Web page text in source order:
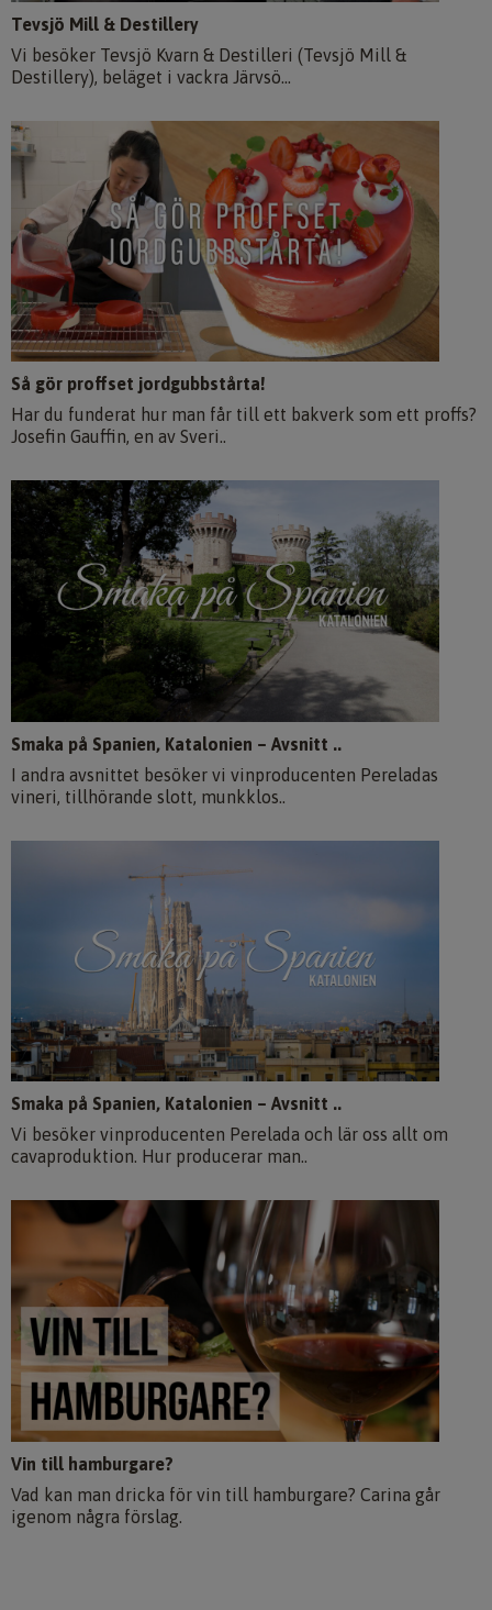
Tevsjö Mill & Destillery
Vi besöker Tevsjö Kvarn & Destilleri (Tevsjö Mill &
Destillery), beläget i vackra Järvsö...
Så gör proffset jordgubbstårta!
Har du funderat hur man får till ett bakverk som ett proffs?
Josefin Gauffin, en av Sveri..
Smaka på Spanien, Katalonien – Avsnitt ..
I andra avsnittet besöker vi vinproducenten Pereladas
vineri, tillhörande slott, munkklos..
Smaka på Spanien, Katalonien – Avsnitt ..
Vi besöker vinproducenten Perelada och lär oss allt om
cavaproduktion. Hur producerar man..
Vin till hamburgare?
Vad kan man dricka för vin till hamburgare? Carina går
igenom några förslag.